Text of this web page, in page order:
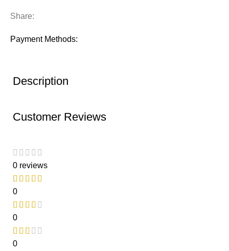
Share:
Payment Methods:
Description
Customer Reviews
0 reviews
0
0
0